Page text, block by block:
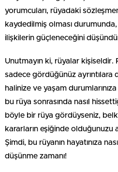
yorumcuları, rüyadaki
kaydedilmiş olması durumunda,
ilişkilerin güçleneceğini
Unutmayın ki, rüyalar
sadece gördüğünüz ayrıntılara
halinize ve yaşam
bu rüya sonrasında nasıl
böyle bir rüya gördüyseniz,
kararların eşiğinde olduğunuzu
Şimdi, bu rüyanın hayatınıza
düşünme zamanı!